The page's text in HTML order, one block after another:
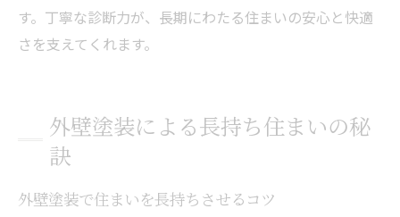
す。丁寧な診断力が、長期にわたる住まいの安心と快適
さを支えてくれます。
外壁塗装による長持ち住まいの秘
訣
外壁塗装で住まいを長持ちさせるコツ